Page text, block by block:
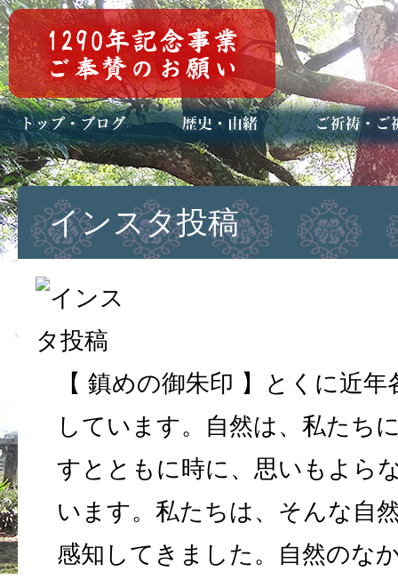
トップページ
ブログ(日々八百万)
お知らせ一覧 歴史・ご祭神
年中行事
メディア掲載 ご祈祷・ご祈
安産祈願
初宮参り
七五三詣
長寿のお祝い
神前結婚式
厄祓い・方位
車のお祓い
地鎮祭
神葬祭（神式
インスタ投稿
【 鎮めの御朱印 】とくに近
しています。自然は、私たち
すとともに時に、思いもよら
います。私たちは、そんな自
感知してきました。自然のな